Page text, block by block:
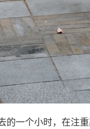
的一个小时，在注